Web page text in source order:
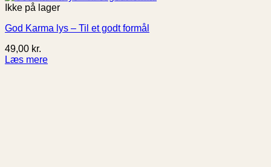
Ikke på lager
God Karma lys – Til et godt formål
49,00 kr.
Læs mere